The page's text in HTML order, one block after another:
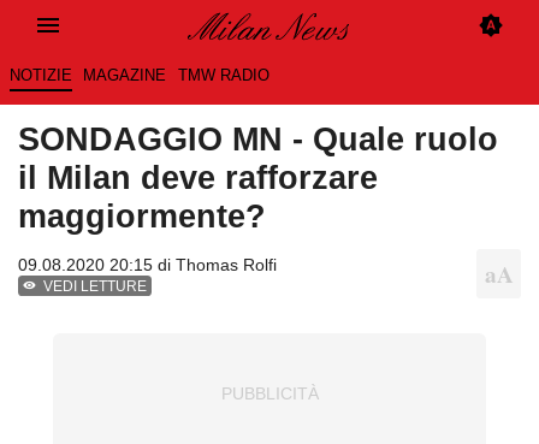
NOTIZIE MAGAZINE TMW RADIO
SONDAGGIO MN - Quale ruolo
il Milan deve rafforzare
maggiormente?
09.08.2020 20:15 di Thomas Rolfi
VEDI LETTURE